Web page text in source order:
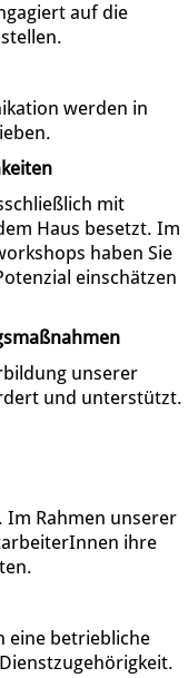
auf die
werden in
mit
Haus besetzt. Im
haben Sie
einschätzen
unserer
und unterstützt.
Im Rahmen unserer
ihre
eine betriebliche